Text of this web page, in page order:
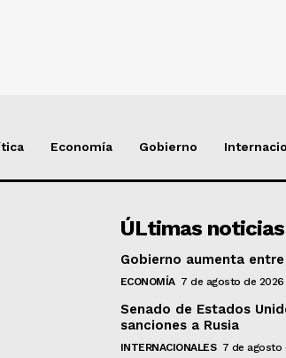
Economía Gobierno
ÚLtimas noticias
Gobierno aumenta
ECONOMÍA 7 de agosto de 2026
Senado de Estados
sanciones a Rusia
INTERNACIONALES 7 de agosto